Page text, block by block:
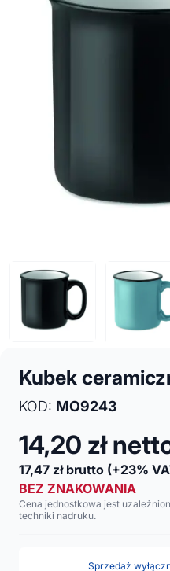
Kubek
KOD: MO9243
14,20 zł
17,47 zł brutto (+23%
BEZ ZNAKOWANIA
Cena jednostkowa jest
techniki nadruku.
Sprzedaż